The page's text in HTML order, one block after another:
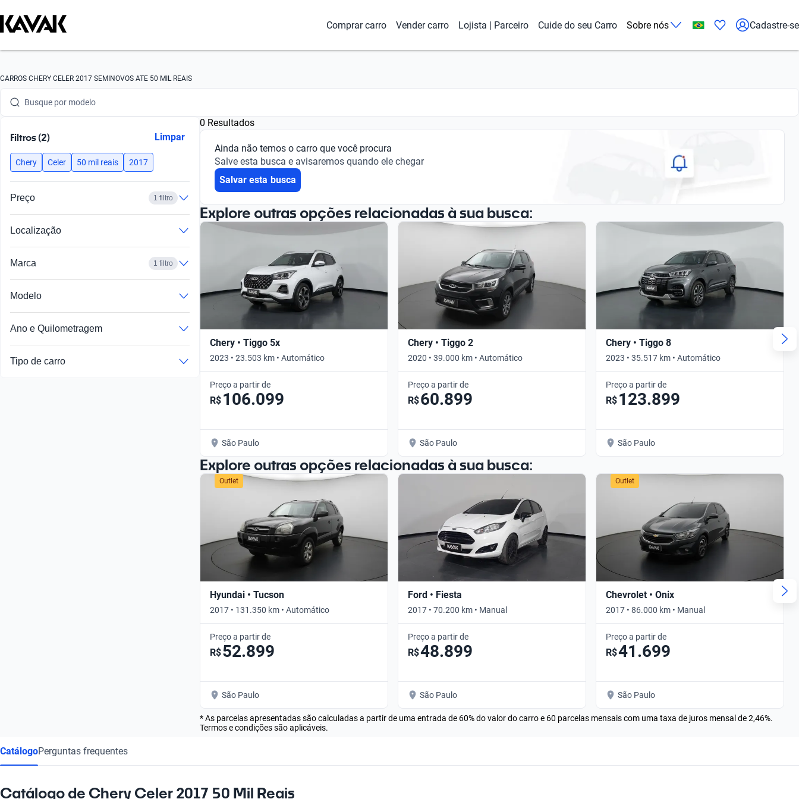
Comprar carro Vender carro Lojista | Parceiro Cuide do seu Carro Sobre nós Cadastre-se
CARROS CHERY CELER 2017 SEMINOVOS ATE 50 MIL REAIS
Busque por marca
Busque por modelo
Busque por ano
Busque por marca
Busque por versão
Busque por ano
Filtros (2) Limpar
Chery Celer 50 mil reais 2017
Preço 1 filtro
Localização
Marca 1 filtro
Modelo
Ano e Quilometragem
Tipo de carro
0 Resultados
Ainda não temos o carro que você procura
Salve esta busca e avisaremos quando ele chegar
Salvar esta busca
Explore outras opções relacionadas à sua busca:
Chery • Tiggo 5x
2023 • 23.503 km • Automático
Preço a partir de
R$ 106.099
São Paulo
Chery • Tiggo 2
2020 • 39.000 km • Automático
Preço a partir de
R$60.899
São Paulo
Chery • Tiggo 8
2023 • 35.517 km • Automático
Preço a partir de
R$ 123.899
São Paulo
Explore outras opções relacionadas à sua busca:
Outlet
Hyundai • Tucson
2017 • 131.350 km • Automático
Preço a partir de
R$52.899
São Paulo
Ford • Fiesta
2017 • 70.200 km • Manual
Preço a partir de
R$48.899
São Paulo
Outlet
Chevrolet • Onix
2017 • 86.000 km • Manual
Preço a partir de
R$41.699
São Paulo
* As parcelas apresentadas são calculadas a partir de uma entrada de 60% do valor do carro e 60 parcelas mensais com uma taxa de juros mensal de 2,46%.
Termos e condições são aplicáveis.
CatálogoPerguntas frequentes
Catálogo de Chery Celer 2017 50 Mil Reais